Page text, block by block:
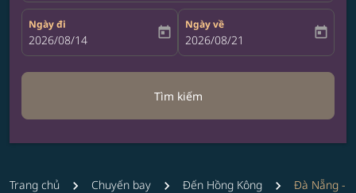
Ngày đi
fc-booking-departure-date-aria-label
2026/08/14 today
Ngày về
fc-booking-return-date-aria-label
2026/08/21 today
Tìm kiếm
Trang chủ Chuyến bay Đến Hồng Kông
Đà Nẵng -